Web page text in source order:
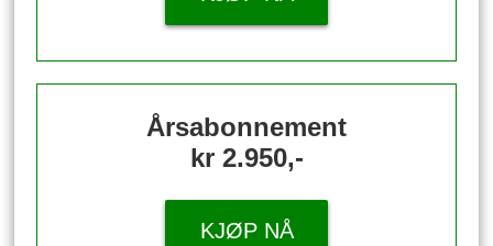
Årsabonnement
kr 2.950,-
KJØP NÅ